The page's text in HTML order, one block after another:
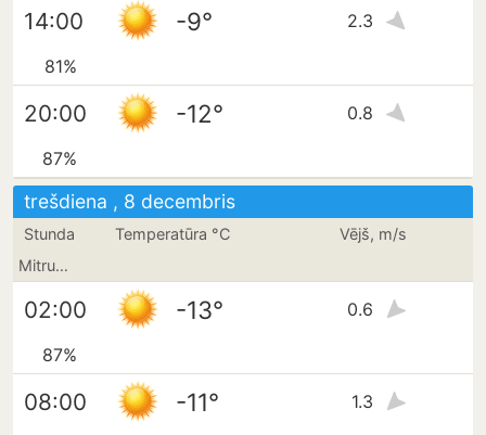
14:00 -9° 2.3
81%
20:00 -12° 0.8
87%
trešdiena , 8 decembris
Stunda Temperatūra °C
Vējš, m/s
Mitrums
02:00 -13° 0.6
87%
08:00 -11° 1.3